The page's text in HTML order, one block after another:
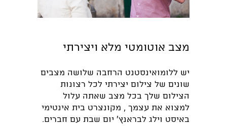
מצב אוטומטי מלא ויצירתי
יש ללומואינסטנט הרחבה שלושה מצבים
שונים של צילום יצירתי לכל רצונות
הצילום שלך בכל מצב שאתה עלול
למצוא את עצמך , מקונצרט בית אינטימי
באיסט וילג לבראנץ' יום שבת עם חברים.